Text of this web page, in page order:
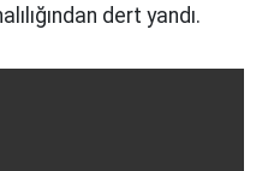
dert yandı.